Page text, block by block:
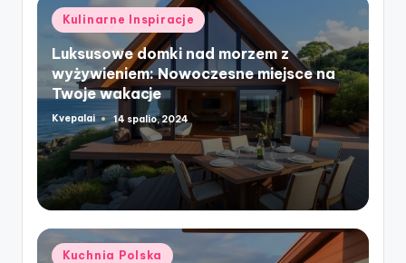
Posted
in
Kulinarne Inspiracje
Luksusowe domki nad morzem z
wyżywieniem: Nowoczesne miejsce na
Twoje wakacje
Posted
by
Kvepalai 14 spalio, 2024
Posted
Kuchnia Polska